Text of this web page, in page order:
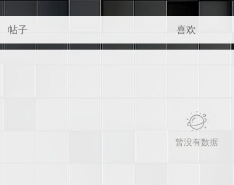
帖子 喜欢
暂没有数据